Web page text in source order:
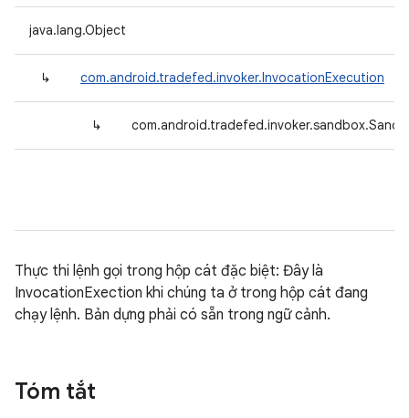
java.lang.Object
↳ com.android.tradefed.invoker.InvocationExecution
↳
Thực thi lệnh gọi trong hộp cát đặc biệt: Đây là
InvocationExection khi chúng ta ở trong hộp cát đang
chạy lệnh. Bản dựng phải có sẵn trong ngữ cảnh.
Tóm tắt